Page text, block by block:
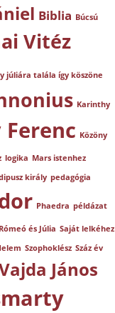
Biblia Búcsú
Vitéz
júliára talála így köszöne
Karinthy
Ferenc Közöny
logika Mars istenhez
király pedagógia
Phaedra példázat
Rómeó és Júlia Saját lelkéhez
Szophoklész Száz év
János